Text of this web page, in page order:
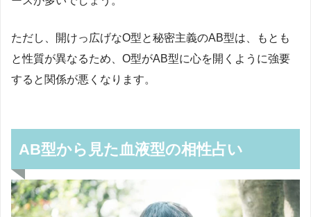
ただし、開けっ広げなO型と秘密主義のAB型は、もとも
と性質が異なるため、 O型がAB型に心を開くように強要
すると関係が悪くなります。
AB型から見た血液型の相性占い